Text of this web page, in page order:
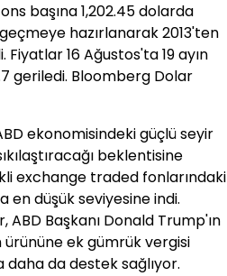
başına 1,202.45 dolarda
geçmeye hazırlanarak 2013'ten
Fiyatlar 16 Ağustos'ta 19 ayın
geriledi. Bloomberg Dolar
ekonomisindeki güçlü seyir
beklentisine
exchange traded fonlarındaki
en düşük seviyesine indi.
Başkanı Donald Trump'ın
ek gümrük vergisi
da destek sağlıyor.